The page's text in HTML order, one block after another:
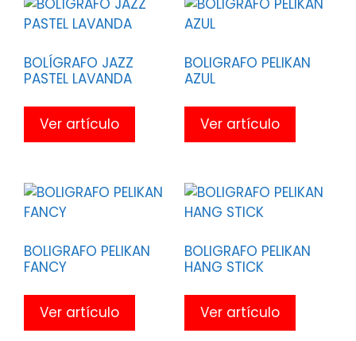
BOLÍGRAFO JAZZ
PASTEL LAVANDA
Ver artículo
BOLIGRAFO PELIKAN
AZUL
Ver artículo
BOLIGRAFO PELIKAN
FANCY
Ver artículo
BOLIGRAFO PELIKAN
HANG STICK
Ver artículo